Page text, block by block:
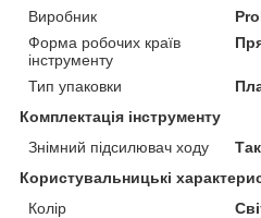
Виробник
Форма робочих країв
інструменту
Тип упаковки
Комплектація інструменту
Знімний підсилювач ходу
Так
Користувальницькі
Колір